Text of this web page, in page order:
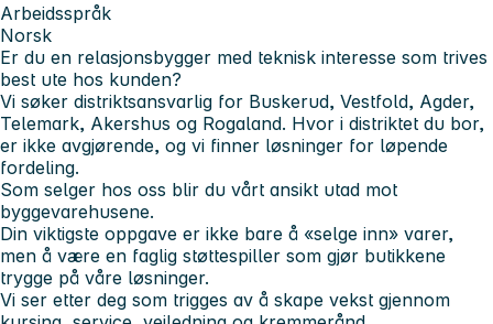
Arbeidsspråk
Norsk
Er du en relasjonsbygger med teknisk interesse som trives
best ute hos kunden?
Vi søker distriktsansvarlig for Buskerud, Vestfold, Agder,
Telemark, Akershus og Rogaland. Hvor i distriktet du bor,
er ikke avgjørende, og vi finner løsninger for løpende
fordeling.
Som selger hos oss blir du vårt ansikt utad mot
byggevarehusene.
Din viktigste oppgave er ikke bare å «selge inn» varer,
men å være en faglig støttespiller som gjør butikkene
trygge på våre løsninger.
Vi ser etter deg som trigges av å skape vekst gjennom